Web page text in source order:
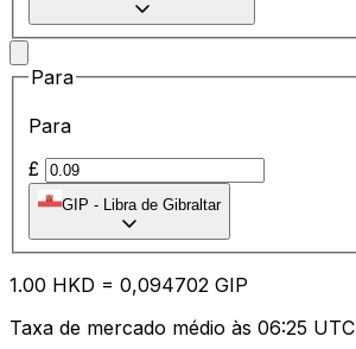
Para
Para
£
GIP - Libra de Gibraltar
1.00 HKD = 0,094702 GIP
Taxa de mercado médio às 06:25 UTC